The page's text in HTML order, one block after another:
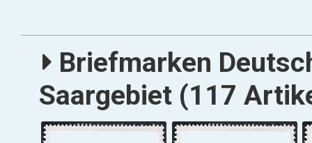
Briefmarken
Saargebiet (117